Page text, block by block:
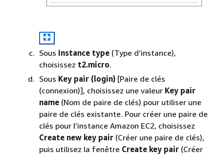
Sous Instance type (Type d’instance),
choisissez t2.micro.
Sous Key pair (login) [Paire de clés
(connexion)], choisissez une valeur Key pair
name (Nom de paire de clés) pour utiliser une
paire de clés existante. Pour créer une paire de
clés pour l’instance Amazon EC2, choisissez
Create new key pair (Créer une paire de clés),
puis utilisez la fenêtre Create key pair (Créer